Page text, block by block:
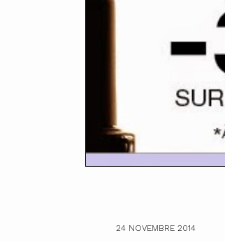
24 NOVEMBRE 2014